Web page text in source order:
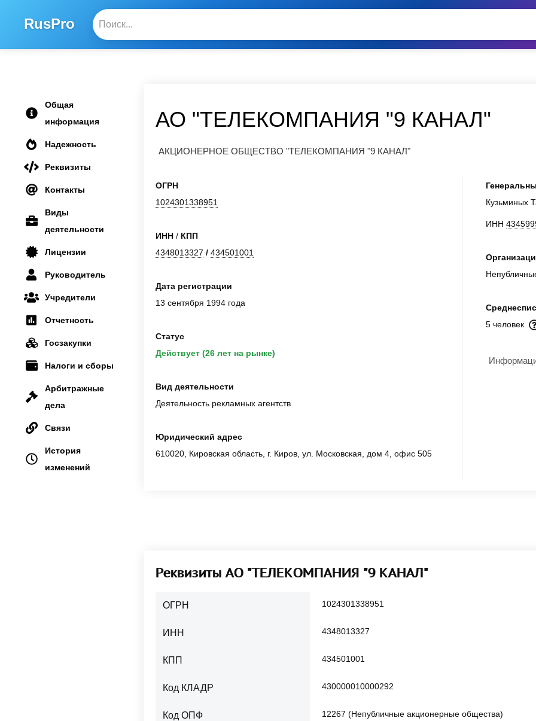
RusPro
Общая
информация
Надежность
Реквизиты
Контакты
Виды
деятельности
Лицензии
Руководитель
Учредители
Отчетность
Госзакупки
Налоги и сборы
Арбитражные
дела
Связи
История
изменений
АО "ТЕЛЕКОМПАНИЯ "9 КАНАЛ"
АКЦИОНЕРНОЕ ОБЩЕСТВО "ТЕЛЕКОМПАНИЯ "9 КАНАЛ"
ОГРН
1024301338951
ИНН / КПП
4348013327 / 434501001
Дата регистрации
13 сентября 1994 года
Статус
Действует (26 лет на рынке)
Вид деятельности
Деятельность рекламных агентств
Юридический адрес
610020, Кировская область, г. Киров, ул. Московская, дом 4, офис 505
Кузьминых
ИНН
5 человек
Реквизиты АО "ТЕЛЕКОМПАНИЯ "9 КАНАЛ"
ОГРН 1024301338951
ИНН 4348013327
КПП 434501001
Код КЛАДР 430000010000292
Код ОПФ 12267 (Непубличные акционерные общества)